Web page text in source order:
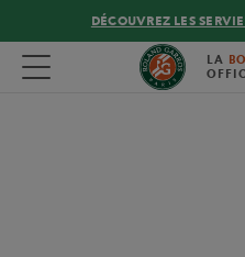
DÉCOUVREZ LES
Toggle navigation LA